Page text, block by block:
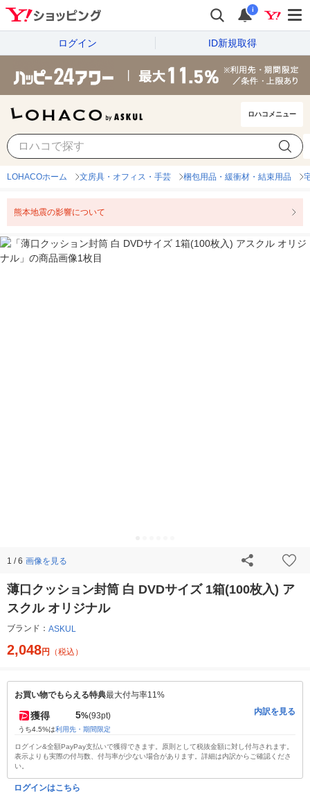
i
ログイン ID新規取得
ロハコメニュー
LOHACOホーム 文房具・オフィス・手芸 梱包用品・緩衝材・結束用品
熊本地震の影響について
1 / 6 画像を見る
薄口クッション封筒 白 DVDサイズ 1箱(100枚入) ア
スクル オリジナル
ブランド： ASKUL
2,048円 （税込）
お買い物でもらえる特典最大付与率11%
獲得 5%(93pt)
うち4.5%は利用先・期間限定
内訳を見る
ログイン&全額PayPay支払いで獲得できます。原則として税抜金額に対し付与されます。
表示よりも実際の付与数、付与率が少ない場合があります。詳細は内訳からご確認くださ
い。
ログインはこちら